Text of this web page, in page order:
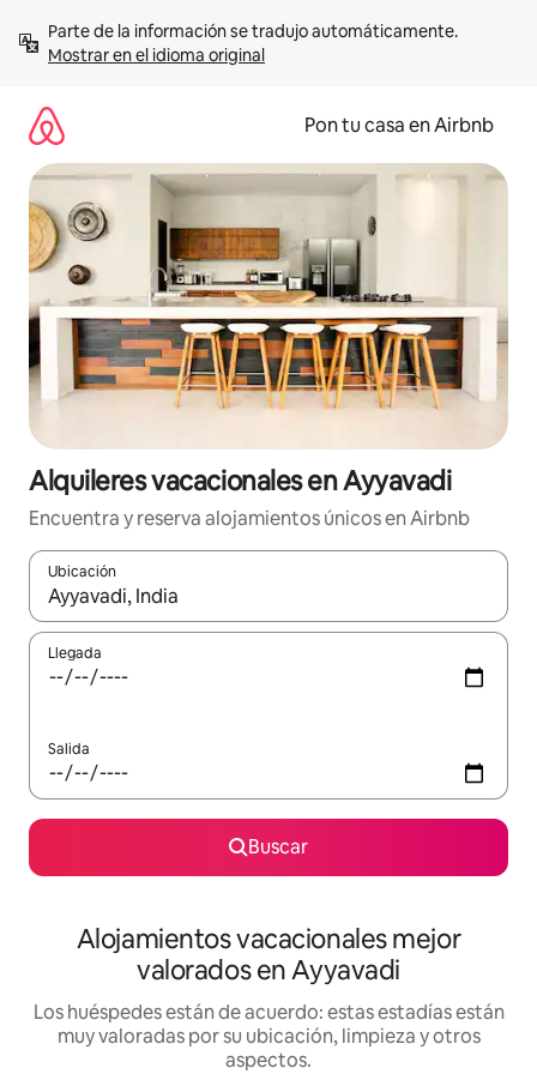
contenidoMostrar en el idioma original
Pon tu casa en Airbnb
Alquileres vacacionales en Ayyavadi
Encuentra y reserva alojamientos únicos en Airbnb
Ubicación
Cuando los resultados estén disponibles, navega con las
Llegada
Salida
Buscar
Alojamientos vacacionales mejor
valorados en Ayyavadi
Los huéspedes están de acuerdo: estas estadías están
muy valoradas por su ubicación, limpieza y otros
aspectos.